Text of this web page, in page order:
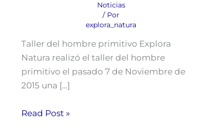
Noticias
/ Por
explora_natura
Taller del hombre primitivo Explora
Natura realizó el taller del hombre
primitivo el pasado 7 de Noviembre de
2015 una […]
Read Post »